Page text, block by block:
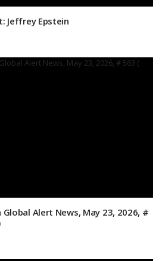
Jeffrey Epstein
Alert News, May 23, 2026, #